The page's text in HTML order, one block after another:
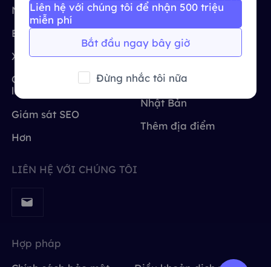
Vương quốc Anh
Русский
हिंदी
Nghiên cứu thị trường
Bảo vệ thương hiệu
Xác minh quảng cáo
Quét và thu thập dữ
liệu web
Giám sát SEO
Hơn
Hoa Kỳ
nước Đức
Ấn Độ
Nhật Bản
Thêm địa điểm
LIÊN HỆ VỚI CHÚNG TÔI
Hợp pháp
Bắt đầu ngay bây giờ
Liên hệ với chúng tôi để nhận 500 triệu
miễn phí
Đừng nhắc tôi nữa